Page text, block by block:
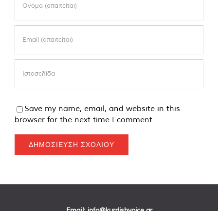
Save my name, email, and website in this
browser for the next time I comment.